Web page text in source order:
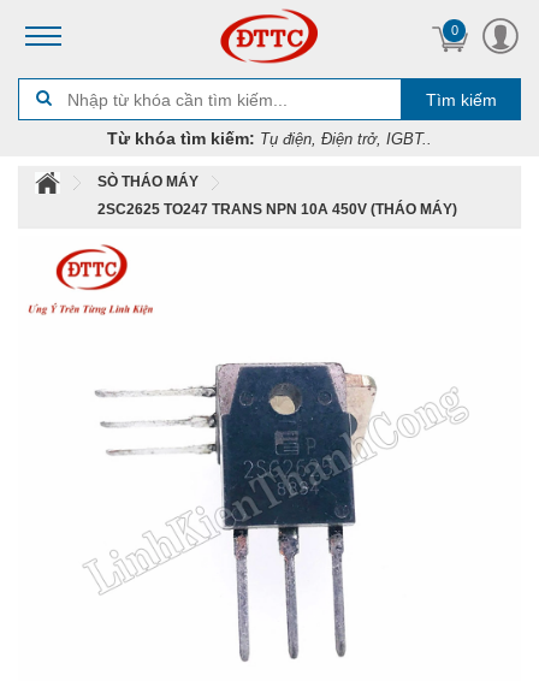
0
Tìm kiếm
Từ khóa tìm kiếm: Tụ điện, Điện trở, IGBT..
SÒ THÁO MÁY
2SC2625 TO247 TRANS NPN 10A 450V (THÁO MÁY)